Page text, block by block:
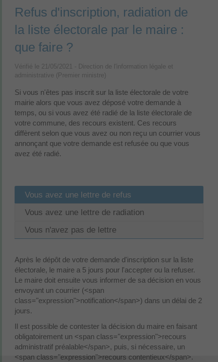
Refus d'inscription, radiation de
la liste électorale par le maire :
que faire ?
Vérifié le 21/05/2021 - Direction de l'information légale et
administrative (Premier ministre)
Si vous n'êtes pas inscrit sur la liste électorale de votre
mairie alors que vous avez déposé votre demande à
temps, ou si vous avez été radié de la liste électorale de
votre commune, des recours existent. Ces recours
diffèrent selon que vous avez ou non reçu un courrier vous
annonçant que votre demande est refusée ou que vous
avez été radié.
Vous avez une lettre de refus
Vous avez une lettre de radiation
Vous n'avez pas de lettre
Après le dépôt de votre demande d'inscription sur la liste
électorale, le maire a 5 jours pour l'accepter ou la refuser.
Le maire doit ensuite vous informer de sa décision en vous
envoyant un courrier (<span
class="expression">notification</span>) dans un délai de 2
jours.
Il est possible de contester la décision du maire en faisant
obligatoirement un <span class="expression">recours
administratif préalable</span>, puis, si nécessaire, un
<span class="expression">recours contentieux</span>.